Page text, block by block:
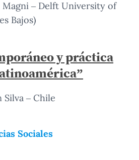
– Delft University of
Bajos)
y práctica
– Chile
Sociales